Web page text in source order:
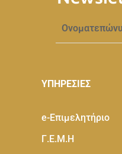
ΥΠΗΡΕΣΙΕΣ
e-Eπιμελητήριο
Γ.Ε.Μ.Η